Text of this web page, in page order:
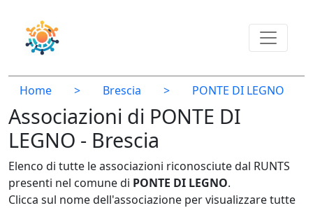
Home > Brescia > PONTE DI LEGNO
Associazioni di PONTE DI
LEGNO - Brescia
Elenco di tutte le associazioni riconosciute dal RUNTS
presenti nel comune di PONTE DI LEGNO.
Clicca sul nome dell'associazione per visualizzare tutte